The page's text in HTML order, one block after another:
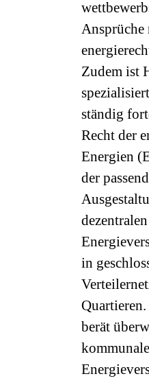
Ansprüche
Zudem ist
ständig
Recht der
Energien
der
dezentralen
in
berät
kommunale